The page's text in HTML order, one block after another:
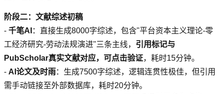
阶段二：文献综述初稿
- 千笔AI ：直接生成8000字综述，包含"平台资本主义理论-零
工经济研究-劳动法规演进"三条主线， 引用标记与
PubScholar真实文献对应，可点击验证，耗时15分钟。
- AI论文及时雨：生成7500字综述，逻辑连贯性极佳，但引用
需手动链接至外部数据库，耗时20分钟。